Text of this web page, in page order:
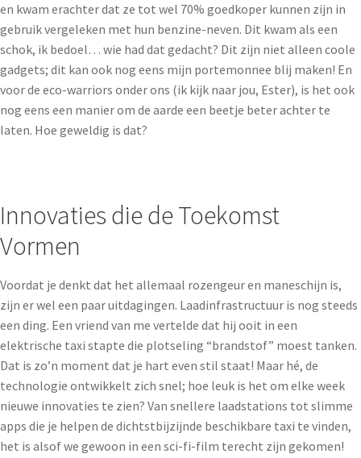
en kwam erachter dat ze tot wel 70% goedkoper kunnen zijn in
gebruik vergeleken met hun benzine-neven. Dit kwam als een
schok, ik bedoel… wie had dat gedacht? Dit zijn niet alleen coole
gadgets; dit kan ook nog eens mijn portemonnee blij maken! En
voor de eco-warriors onder ons (ik kijk naar jou, Ester), is het ook
nog eens een manier om de aarde een beetje beter achter te
laten. Hoe geweldig is dat?
Innovaties die de Toekomst
Vormen
Voordat je denkt dat het allemaal rozengeur en maneschijn is,
zijn er wel een paar uitdagingen. Laadinfrastructuur is nog steeds
een ding. Een vriend van me vertelde dat hij ooit in een
elektrische taxi stapte die plotseling “brandstof” moest tanken.
Dat is zo’n moment dat je hart even stil staat! Maar hé, de
technologie ontwikkelt zich snel; hoe leuk is het om elke week
nieuwe innovaties te zien? Van snellere laadstations tot slimme
apps die je helpen de dichtstbijzijnde beschikbare taxi te vinden,
het is alsof we gewoon in een sci-fi-film terecht zijn gekomen!